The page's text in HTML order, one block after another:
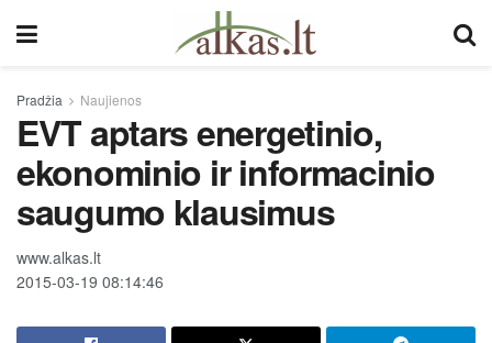
Pradžia Naujienos
EVT aptars energetinio,
ekonominio ir informacinio
saugumo klausimus
www.alkas.lt
2015-03-19 08:14:46